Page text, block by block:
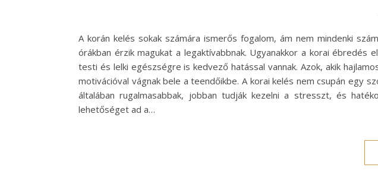
A korán kelés sokak számára ismerős fogalom, ám nem mindenki
órákban érzik magukat a legaktívabbnak. Ugyanakkor a korai
testi és lelki egészségre is kedvező hatással vannak. Azok, akik
motivációval vágnak bele a teendőikbe. A korai kelés nem csupán egy
általában rugalmasabbak, jobban tudják kezelni a stresszt, és
lehetőséget ad a…